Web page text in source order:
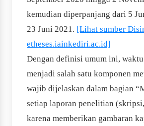
kemudian diperpanjang dari 5
23 Juni 2021. [Lihat sumber
etheses.iainkediri.ac.id]
Dengan definisi umum ini,
menjadi salah satu komponen
wajib dijelaskan dalam bagian
setiap laporan penelitian
karena memberikan gambaran